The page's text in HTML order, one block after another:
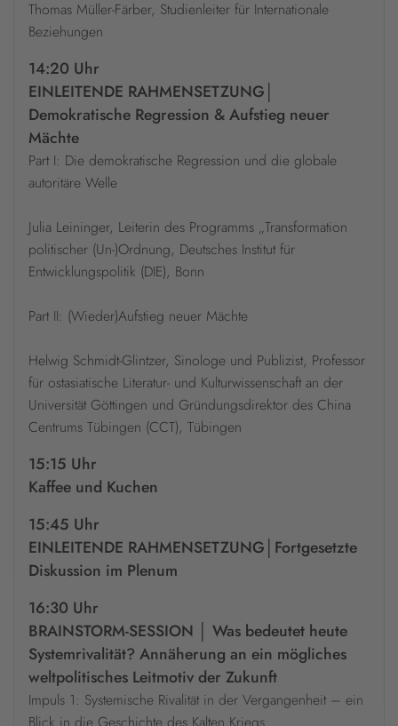
Thomas Müller-Färber, Studienleiter für Internationale
Beziehungen
14:20 Uhr
EINLEITENDE RAHMENSETZUNG│
Demokratische Regression & Aufstieg neuer
Mächte
Part I: Die demokratische Regression und die globale
autoritäre Welle
Julia Leininger, Leiterin des Programms „Transformation
politischer (Un-)Ordnung, Deutsches Institut für
Entwicklungspolitik (DIE), Bonn
Part II: (Wieder)Aufstieg neuer Mächte
Helwig Schmidt-Glintzer, Sinologe und Publizist, Professor
für ostasiatische Literatur- und Kulturwissenschaft an der
Universität Göttingen und Gründungsdirektor des China
Centrums Tübingen (CCT), Tübingen
15:15 Uhr
Kaffee und Kuchen
15:45 Uhr
EINLEITENDE RAHMENSETZUNG│Fortgesetzte
Diskussion im Plenum
16:30 Uhr
BRAINSTORM-SESSION │ Was bedeutet heute
Systemrivalität? Annäherung an ein mögliches
weltpolitisches Leitmotiv der Zukunft
Impuls 1: Systemische Rivalität in der Vergangenheit – ein